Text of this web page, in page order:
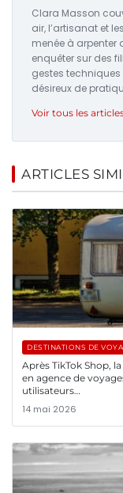
Clara Masson
air, l’artisanat et
menée à arpenter
enquêter sur des
gestes
désireux de
Voir tous les
ARTICLES
DESTINATIONS DE
Après TikTok Shop,
en agence de
utilisateurs…
14 mai 2026